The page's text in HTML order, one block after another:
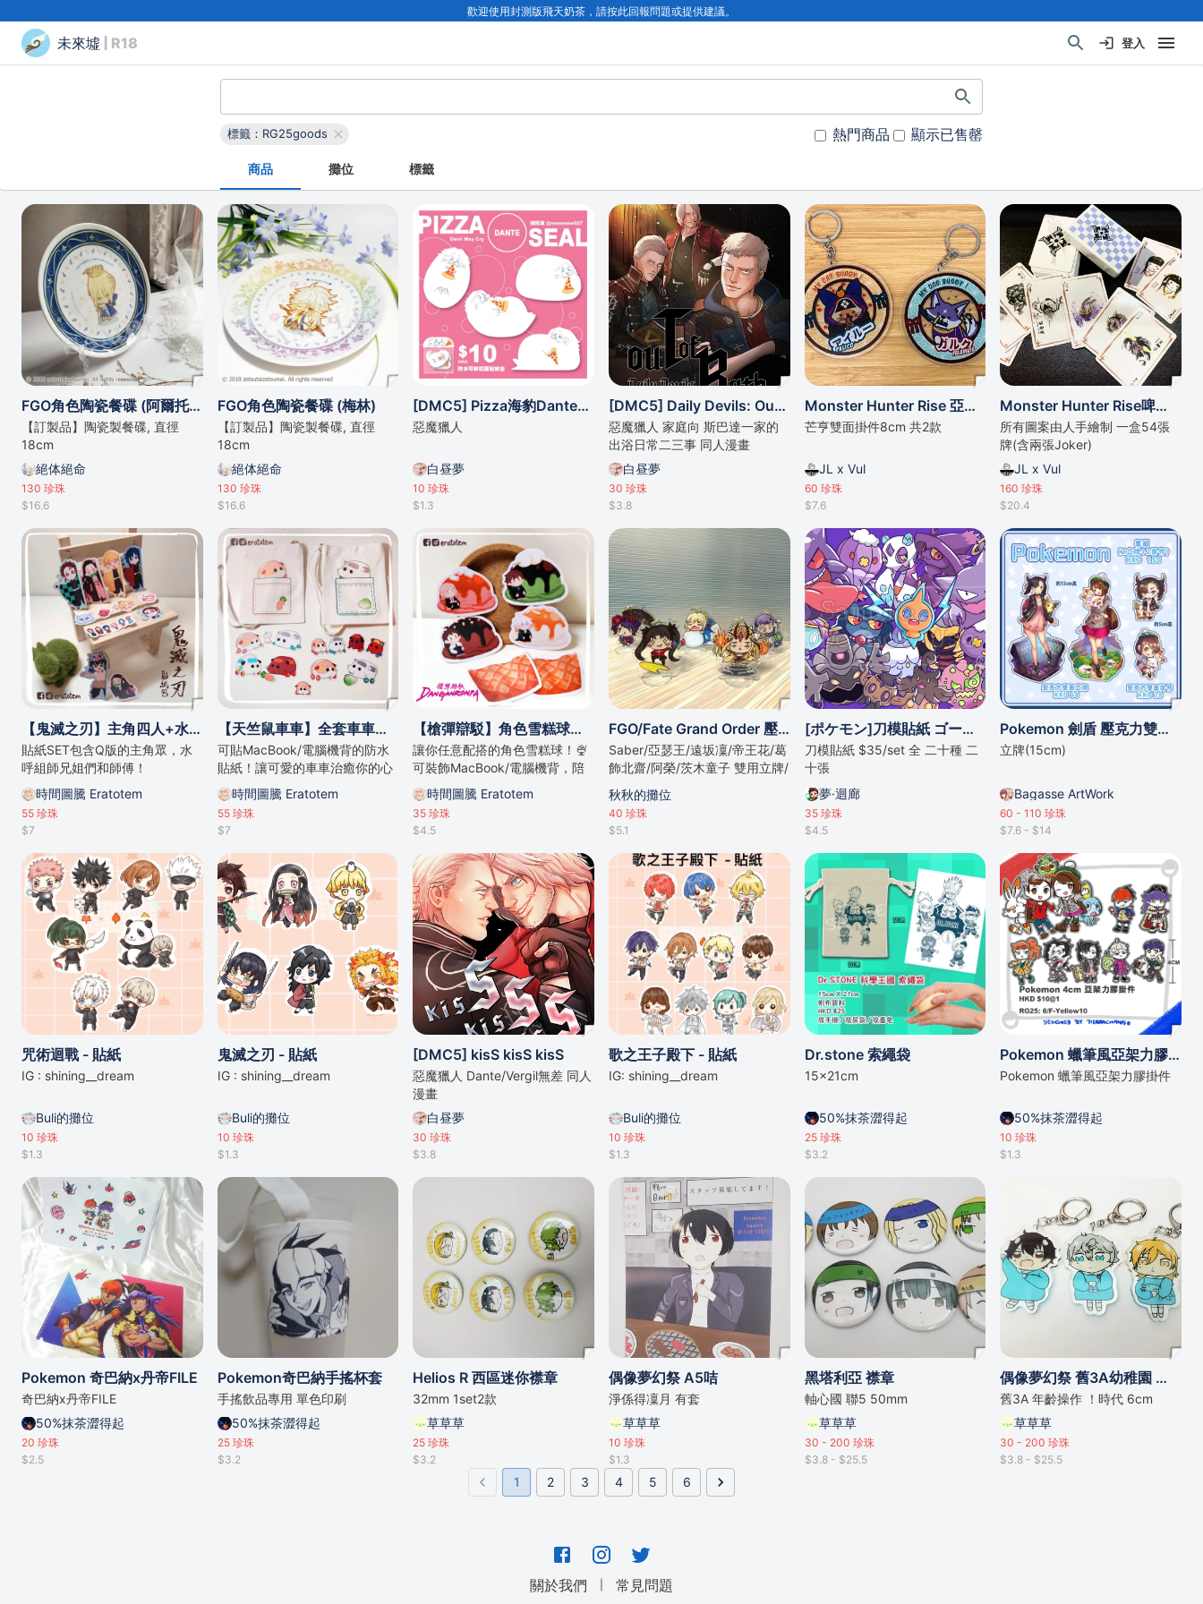
歡迎使用封測版飛天奶茶，請按此回報問題或提供建議。
未來墟 | R18 登入
標籤：RG25goods 熱門商品 顯示已售罄
商品 攤位 標籤
FGO角色陶瓷餐碟 (阿爾托莉亞)
【訂製品】陶瓷製餐碟, 直徑
18cm
絕体絕命
130 珍珠
$16.6
FGO角色陶瓷餐碟 (梅林)
【訂製品】陶瓷製餐碟, 直徑
18cm
絕体絕命
130 珍珠
$16.6
[DMC5] Pizza海豹Dante貼紙包
惡魔獵人
白昼夢
10 珍珠
$1.3
[DMC5] Daily Devils: Out of Bath
惡魔獵人 家庭向 斯巴達一家的
出浴日常二三事 同人漫畫
白昼夢
30 珍珠
$3.8
Monster Hunter Rise 亞克力牌 魔物獵人崛起貓狗壓克力雙面掛件
芒亨雙面掛件8cm 共2款
JL x Vul
60 珍珠
$7.6
Monster Hunter Rise啤牌 魔物獵人掘起撲克盒裝
所有圖案由人手繪制 一盒54張
牌(含兩張Joker)
JL x Vul
160 珍珠
$20.4
【鬼滅之刃】主角四人+水呼組角色防水貼紙👺
貼紙SET包含Q版的主角眾，水
呼組師兄姐們和師傅！
時間圖騰 Eratotem
55 珍珠
$7
【天竺鼠車車】全套車車防水貼紙🐹
可貼MacBook/電腦機背的防水
貼紙！讓可愛的車車治癒你的心
靈pui！
時間圖騰 Eratotem
55珍珠
$7
【槍彈辯駁】角色雪糕球防水貼紙🍨
讓你任意配搭的角色雪糕球！🍨
可裝飾MacBook/電腦機背，陪
伴你渡過炎炎夏日。
時間圖騰 Eratotem
35 珍珠
$4.5
FGO/Fate Grand Order 壓克力匙扣/立牌/擺件
Saber/亞瑟王/遠坂凜/帝王花/葛
飾北齋/阿榮/茨木童子 雙用立牌/
掛件 9CM 高
秋秋的攤位
40 珍珠
$5.1
[ポケモン]刀模貼紙 ゴーストタイプ大集合👻👻👻💀Ghost type 👻💀
刀模貼紙 $35/set 全 二十種 二
十張
夢·迴廊
35珍珠
$4.5
Pokemon 劍盾 壓克力雙面立牌
立牌(15cm)
Bagasse ArtWork
60 - 110 珍珠
$7.6 - $14
咒術迴戰 - 貼紙
IG : shining__dream
Buli的攤位
10 珍珠
$1.3
鬼滅之刃 - 貼紙
IG : shining__dream
Buli的攤位
10 珍珠
$1.3
[DMC5] kisS kisS kisS
惡魔獵人 Dante/Vergil無差 同人
漫畫
白昼夢
30 珍珠
$3.8
歌之王子殿下 - 貼紙
IG: shining__dream
Buli的攤位
10 珍珠
$1.3
Dr.stone 索繩袋
15x21cm
50%抹茶澀得起
25珍珠
$3.2
Pokemon 蠟筆風亞架力膠掛件
Pokemon 蠟筆風亞架力膠掛件
50%抹茶澀得起
10 珍珠
$1.3
Pokemon 奇巴納x丹帝FILE
奇巴納x丹帝FILE
50%抹茶澀得起
20 珍珠
$2.5
Pokemon奇巴納手搖杯套
手搖飲品專用 單色印刷
50%抹茶澀得起
25珍珠
$3.2
Helios R 西區迷你襟章
32mm 1set2款
草草草
25 珍珠
$3.2
偶像夢幻祭 A5咭
淨係得凜月 有套
草草草
10 珍珠
$1.3
黑塔利亞 襟章
軸心國 聯5 50mm
草草草
30 - 200 珍珠
$3.8 - $25.5
偶像夢幻祭 舊3A幼稚園 掛牌
舊3A 年齡操作 ！時代 6cm
草草草
30 - 200 珍珠
$3.8 - $25.5
1 2 3 4 5 6
關於我們 ｜ 常見問題